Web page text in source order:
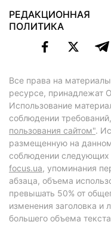
РЕДАКЦИОННАЯ
ПОЛИТИКА
Все права на
ресурсе,
Использование
соблюдении
пользования сайтом".
размещенную на
соблюдении следующих
focus.ua, упоминания
абзаца, объема
превышать 50% от
изменения заголовка и
большего объема